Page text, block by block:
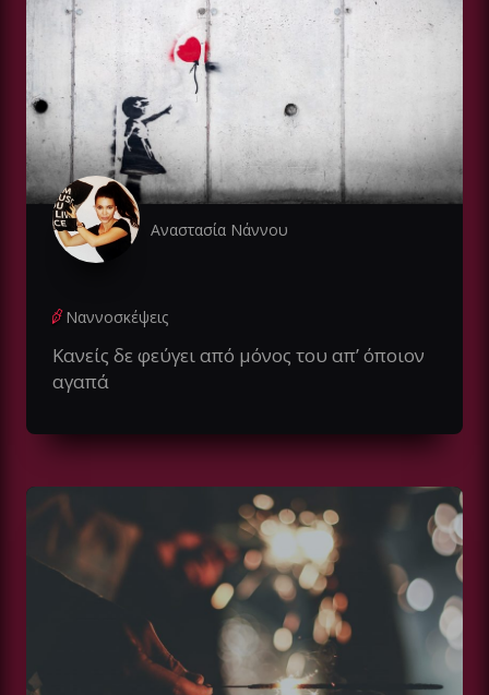
Αναστασία Νάννου
Ναννοσκέψεις
Κανείς δε φεύγει από μόνος του απ’ όποιον
αγαπά